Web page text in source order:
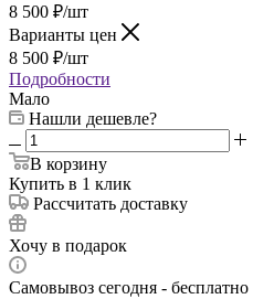
8 500 ₽/шт
Варианты цен
8 500 ₽/шт
Подробности
Мало
Нашли дешевле?
В корзину
Купить в 1 клик
Рассчитать доставку
Хочу в подарок
Самовывоз сегодня - бесплатно